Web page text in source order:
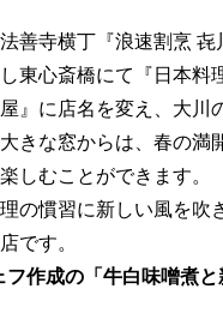
寺横丁『浪速割烹 㐂
東心斎橋にて『日本料
』に店名を変え、大川
きな窓からは、春の満
しむことができます。
の慣習に新しい風を吹
です。
作成の「牛白味噌煮と